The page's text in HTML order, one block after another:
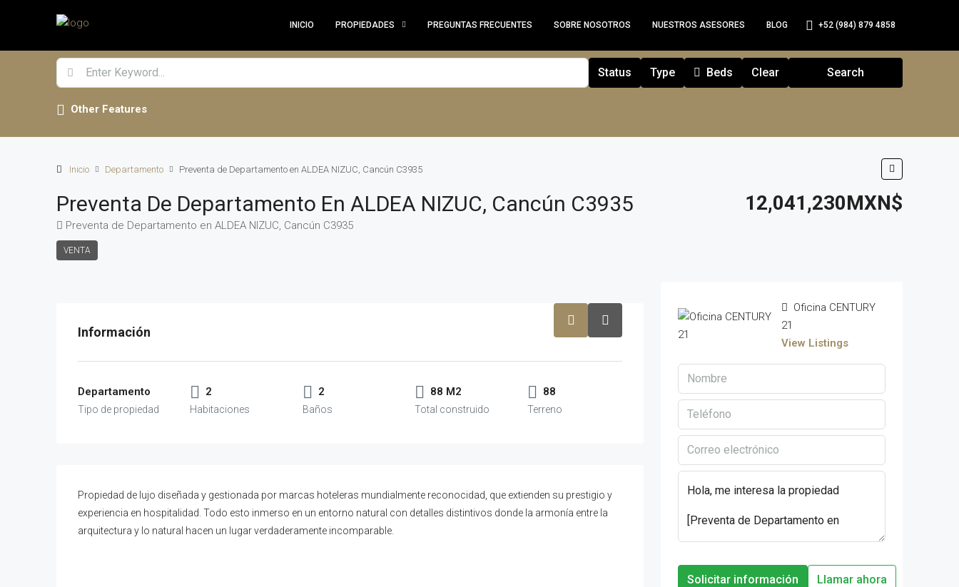
INICIO PROPIEDADES PREGUNTAS FRECUENTES SOBRE NOSOTROS NUESTROS ASESORES BLOG +52 (984) 879 4858
Status Type Beds Clear Search
Other Features
Inicio Departamento Preventa de Departamento en ALDEA NIZUC, Cancún C3935
Preventa De Departamento En ALDEA NIZUC, Cancún C3935
Preventa de Departamento en ALDEA NIZUC, Cancún C3935
VENTA
12,041,230MXN$
Departamento 2 2 88 M2 88
Propiedad de lujo diseñada y gestionada por marcas hoteleras mundialmente reconocidad, que extienden su prestigio y
experiencia en hospitalidad. Todo esto inmerso en un entorno natural con detalles distintivos donde la armonía entre la
arquitectura y lo natural hacen un lugar verdaderamente incomparable.
Oficina CENTURY
21
View Listings
Solicitar información Llamar ahora